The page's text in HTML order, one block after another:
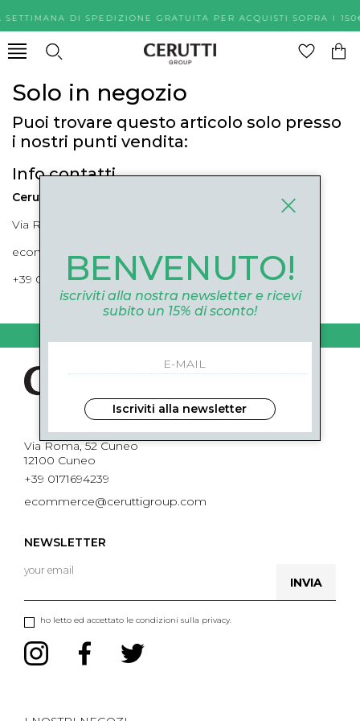
SETTIMANA DI SPEDIZIONE GRATUITA PER ACQUISTI
Solo in negozio
Puoi trovare questo articolo solo presso
i nostri punti vendita:
Info contatti
Cerutti Boutique
Via Roma, 52 Cuneo 12100 Cuneo
ecommerce@ceruttigroup.com
+39 0171694239
Via Roma, 52 Cuneo
12100 Cuneo
+39 0171694239
ecommerce@ceruttigroup.com
NEWSLETTER
ho letto ed accettato le condizioni sulla privacy.
INVIA
BENVENUTO!
iscriviti alla nostra newsletter e ricevi
subito un 15% di sconto!
Iscriviti alla newsletter